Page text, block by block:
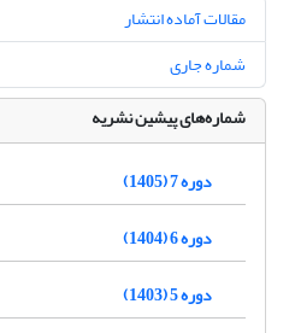
مقالات آماده انتشار
شماره جاری
شماره‌های پیشین نشریه
دوره 7 (1405)
دوره 6 (1404)
دوره 5 (1403)